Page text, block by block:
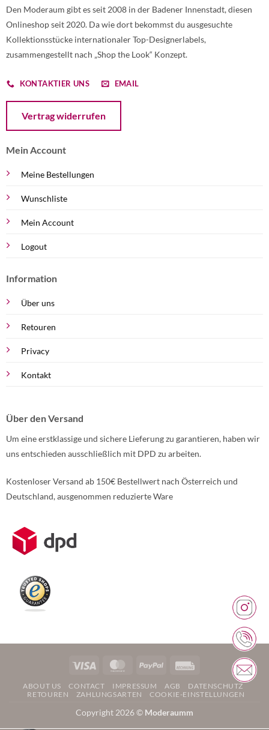
Den Moderaum gibt es seit 2008 in der Badener Innenstadt, diesen
Onlineshop seit 2020. Da wie dort bekommst du ausgesuchte
Kollektionsstücke internationaler Top-Designerlabels,
zusammengestellt nach „Shop the Look“ Konzept.
KONTAKTIER UNS EMAIL
Vertrag widerrufen
Mein Account
Meine Bestellungen
Wunschliste
Mein Account
Logout
Information
Über uns
Retouren
Privacy
Kontakt
Über den Versand
Um eine erstklassige und sichere Lieferung zu garantieren, haben wir
uns entschieden ausschließlich mit DPD zu arbeiten.
Kostenloser Versand ab 150€ Bestellwert nach Österreich und
Deutschland, ausgenommen reduzierte Ware
Weitere Informationen über den gesperrten Inhalt.
Visa MasterCardPayPal
ABOUT US CONTACT IMPRESSUM AGB
DATENSCHUTZ
RETOUREN
ZAHLUNGSARTEN COOKIE-EINSTELLUNGEN
Copyright 2026 © Moderaumm